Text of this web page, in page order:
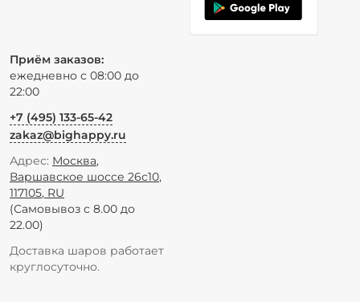
Приём заказов:
ежедневно с 08:00 до
22:00
+7 (495) 133-65-42
zakaz@bighappy.ru
Адрес: Москва,
Варшавское шоссе 26с10,
117105, RU
(Самовывоз с 8.00 до
22.00)
Доставка шаров работает
круглосуточно.